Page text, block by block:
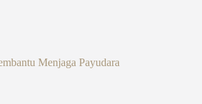
Menjaga Payudara